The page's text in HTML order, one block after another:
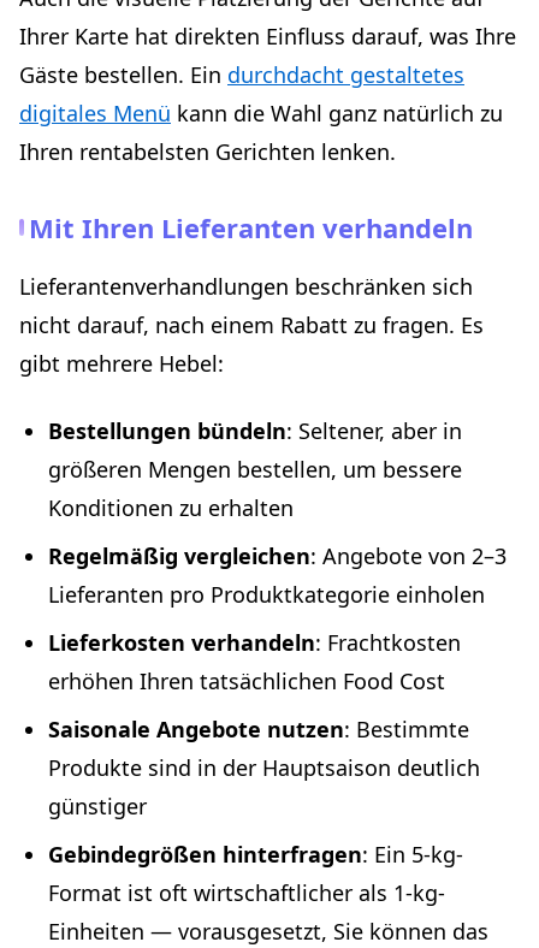
Ihrer Karte hat direkten Einfluss darauf, was Ihre
Gäste bestellen. Ein durchdacht gestaltetes
digitales Menü kann die Wahl ganz natürlich zu
Ihren rentabelsten Gerichten lenken.
Mit Ihren Lieferanten verhandeln
Lieferantenverhandlungen beschränken sich
nicht darauf, nach einem Rabatt zu fragen. Es
gibt mehrere Hebel:
Bestellungen bündeln: Seltener, aber in
größeren Mengen bestellen, um bessere
Konditionen zu erhalten
Regelmäßig vergleichen: Angebote von 2–3
Lieferanten pro Produktkategorie einholen
Lieferkosten verhandeln: Frachtkosten
erhöhen Ihren tatsächlichen Food Cost
Saisonale Angebote nutzen: Bestimmte
Produkte sind in der Hauptsaison deutlich
günstiger
Gebindegrößen hinterfragen: Ein 5-kg-
Format ist oft wirtschaftlicher als 1-kg-
Einheiten — vorausgesetzt, Sie können das